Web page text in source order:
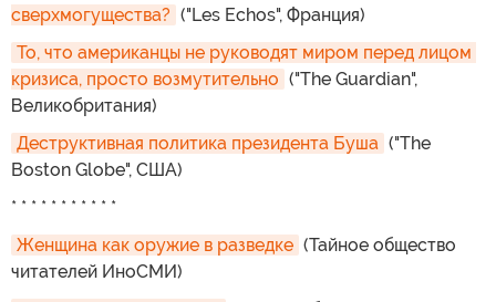
сверхмогущества? ("Les Echos", Франция)
То, что американцы не руководят миром перед лицом
кризиса, просто возмутительно ("The Guardian",
Великобритания)
Деструктивная политика президента Буша ("The
Boston Globe", США)
* * * * * * * * * * *
Женщина как оружие в разведке (Тайное общество
читателей ИноСМИ)